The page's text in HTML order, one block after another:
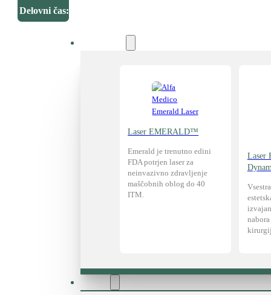
Laser EMERALD™
Emerald je trenutno edini
FDA potrjen laser za
neinvazivno zdravljenje
maščobnih oblog do 40
ITM.
Laser
Delovni čas: